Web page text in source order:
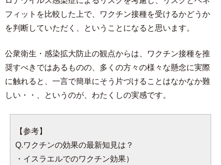
フィットを比較した上で、ワクチン接種を受けるかどうか
を判断していただく、ということになると思います。
公衆衛生・感染拡大防止の観点からは、ワクチン接種を推
奨すべきではあるものの、多くの方々の様々な懸念に実際
に触れると、一言で簡単にそう片づけることはなかなか難
しい・・、というのが、わたくしの実感です。
【参考】
Q.ワクチンの効果の最新知見は？
・イスラエルでのワクチン効果）